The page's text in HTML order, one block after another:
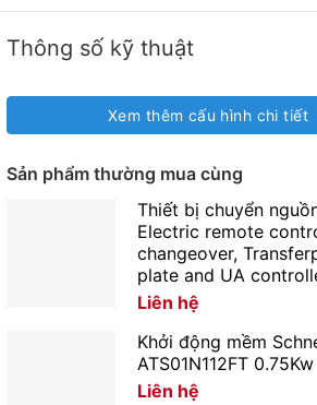
Thông số kỹ thuật
Xem thêm cấu hình chi tiết
Sản phẩm thường mua cùng
Thiết bị chuyển
Electric remote
changeover,
plate and UA
Liên hệ
Khởi động mềm
ATS01N112FT
Liên hệ